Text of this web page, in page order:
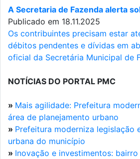
A Secretaria de Fazenda alerta
Publicado em 18.11.2025
Os contribuintes precisam estar
débitos pendentes e dívidas em
oficial da Secretária Municipal de
NOTÍCIAS DO PORTAL PMC
» Mais agilidade: Prefeitura
área de planejamento urbano
» Prefeitura moderniza legislação
urbana do município
» Inovação e investimentos: